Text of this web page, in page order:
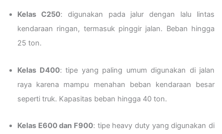
Kelas C250: digunakan pada jalur dengan lalu lintas
kendaraan ringan, termasuk pinggir jalan. Beban hingga
25 ton.
Kelas D400: tipe yang paling umum digunakan di jalan
raya karena mampu menahan beban kendaraan besar
seperti truk. Kapasitas beban hingga 40 ton.
Kelas E600 dan F900: tipe heavy duty yang digunakan di